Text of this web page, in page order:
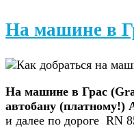
На машине в
На машине в Грас
автобану (платному!)
и далее по дороге RN